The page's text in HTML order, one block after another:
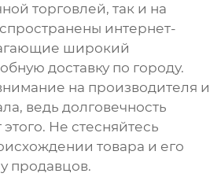
торговлей, так и на
интернет-
широкий
доставку по городу.
на производителя и
ведь долговечность
Не стесняйтесь
товара и его
продавцов.